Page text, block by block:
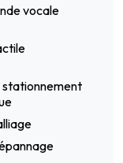
vocale
stationnement